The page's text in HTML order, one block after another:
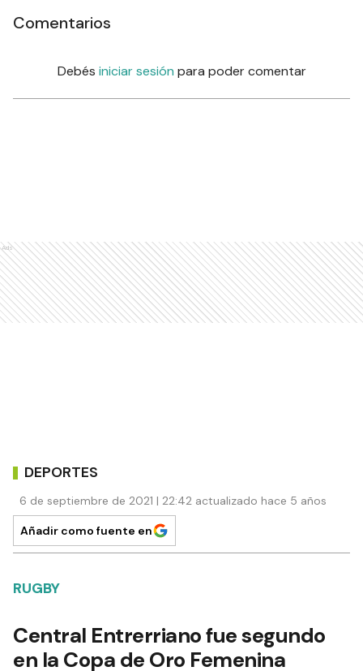
Comentarios
Debés iniciar sesión para poder comentar
Ads
DEPORTES
6 de septiembre de 2021 | 22:42 actualizado hace 5 años
Añadir como fuente en
RUGBY
Central Entrerriano fue segundo
en la Copa de Oro Femenina